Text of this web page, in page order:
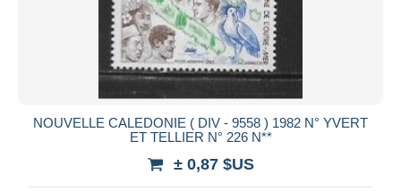
NOUVELLE CALEDONIE ( DIV - 9558 ) 1982 N° YVERT
ET TELLIER N° 226 N**
± 0,87 $US